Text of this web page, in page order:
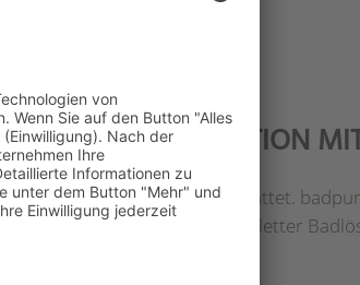
– KOOPERATION
von badpunkt ausgestattet.
im Bereich kompletter